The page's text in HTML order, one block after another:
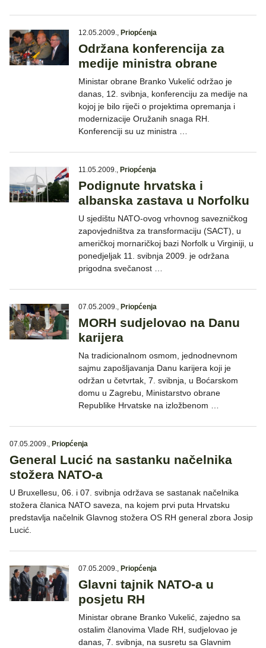
12.05.2009., Priopćenja
Održana konferencija za
medije ministra obrane
Ministar obrane Branko Vukelić održao je
danas, 12. svibnja, konferenciju za medije na
kojoj je bilo riječi o projektima opremanja i
modernizacije Oružanih snaga RH.
Konferenciji su uz ministra …
11.05.2009., Priopćenja
Podignute hrvatska i
albanska zastava u Norfolku
U sjedištu NATO-ovog vrhovnog savezničkog
zapovjedništva za transformaciju (SACT), u
američkoj mornaričkoj bazi Norfolk u Virginiji, u
ponedjeljak 11. svibnja 2009. je održana
prigodna svečanost …
07.05.2009., Priopćenja
MORH sudjelovao na Danu
karijera
Na tradicionalnom osmom, jednodnevnom
sajmu zapošljavanja Danu karijera koji je
održan u četvrtak, 7. svibnja, u Boćarskom
domu u Zagrebu, Ministarstvo obrane
Republike Hrvatske na izložbenom …
07.05.2009., Priopćenja
General Lucić na sastanku načelnika
stožera NATO-a
U Bruxellesu, 06. i 07. svibnja održava se sastanak načelnika
stožera članica NATO saveza, na kojem prvi puta Hrvatsku
predstavlja načelnik Glavnog stožera OS RH general zbora Josip
Lucić.
07.05.2009., Priopćenja
Glavni tajnik NATO-a u
posjetu RH
Ministar obrane Branko Vukelić, zajedno sa
ostalim članovima Vlade RH, sudjelovao je
danas, 7. svibnja, na susretu sa Glavnim